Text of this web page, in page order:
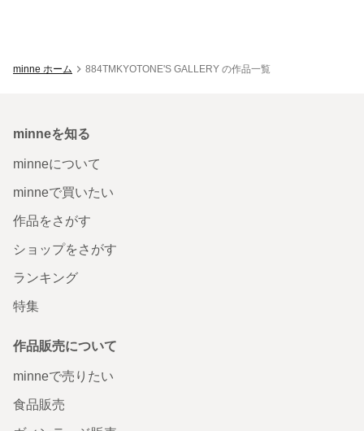
minne ホーム 884TMKYOTONE'S GALLERY の作品一覧
minneを知る
minneについて
minneで買いたい
作品をさがす
ショップをさがす
ランキング
特集
作品販売について
minneで売りたい
食品販売